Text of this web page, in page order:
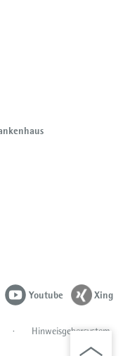
Hinweisgebersystem
Youtube Xing